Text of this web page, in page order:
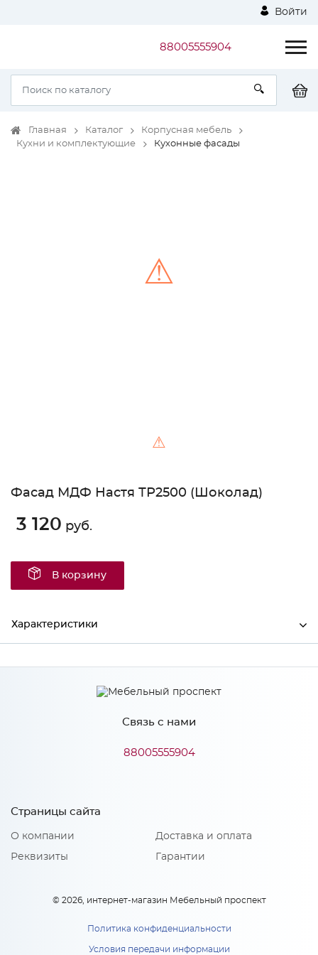
Войти
88005555904
Главная Каталог
Корпусная мебель
Кухни и комплектующие
Кухонные фасады
⚠
⚠
Фасад МДФ Настя ТР2500 (Шоколад)
3 120 руб.
В корзину
Характеристики
Производитель МиФ
Связь с нами
88005555904
Страницы сайта
О компании
Реквизиты
Доставка и оплата
Гарантии
© 2026, интернет-магазин Мебельный проспект
Политика конфиденциальности
Условия передачи информации